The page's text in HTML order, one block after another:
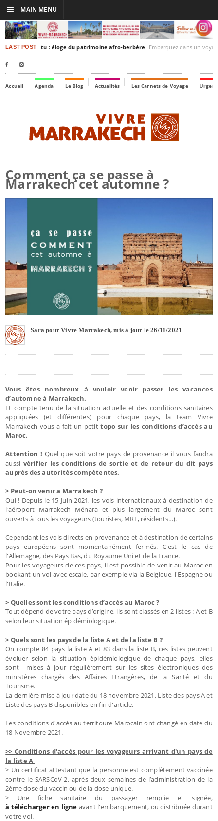
LAST POST
Timbuktu : éloge du patrimoine afro-berbère Embarquez dans un voyage culturel dans le
 
Accueil Agenda Le Blog Actualités Les Carnets de Voyage
Comment ça se passe à
Marrakech cet automne ?
Sara pour Vivre Marrakech, mis à jour le 26/11/2021
Vous êtes nombreux à vouloir venir passer les vacances
d’automne à Marrakech.
Et compte tenu de la situation actuelle et des conditions sanitaires
appliquées (et différentes) pour chaque pays, la team Vivre
Marrakech vous a fait un petittopo sur les conditions d’accès au
Maroc.
Attention ! Quel que soit votre pays de provenance il vous faudra
aussi vérifier les conditions de sortie et de retour du dit pays
auprès des autorités compétentes.
> Peut-on venir à Marrakech ?
Oui ! Depuis le 15 Juin 2021, les vols internationaux à destination de
l’aéroport Marrakech Ménara et plus largement du Maroc sont
ouverts à tous les voyageurs (touristes, MRE, résidents…).
Cependant les vols directs en provenance et à destination de certains
pays européens sont momentanément fermés. C'est le cas de
l'Allemagne, des Pays Bas, du Royaume Uni et de la France.
Pour les voyageurs de ces pays, il est possible de venir au Maroc en
bookant un vol avec escale, par exemple via la Belgique, l'Espagne ou
l'Italie.
> Quelles sont les conditions d’accès au Maroc ?
Tout dépend de votre pays d’origine, ils sont classés en 2 listes : A et B
selon leur situation épidémiologique.
> Quels sont les pays de la liste A et de la liste B ?
On compte 84 pays la liste A et 83 dans la liste B, ces listes peuvent
évoluer selon la situation épidémiologique de chaque pays, elles
sont mises à jour réguliérement sur les sites électroniques des
ministères chargés des Affaires Etrangères, de la Santé et du
Tourisme.
La dernière mise à jour date du 18 novembre 2021, Liste des pays A et
Liste des pays B disponibles en fin d'article.
Les conditions d'accès au territoure Marocain ont changé en date du
18 Novembre 2021.
>> Conditions d'accès pour les voyageurs arrivant d'un pays de
la liste A
> Un certificat attestant que la personne est complètement vaccinée
contre le SARSCoV-2, après deux semaines de l’administration de la
2éme dose du vaccin ou de la dose unique.
> Une fiche sanitaire du passager remplie et signée,
à télécharger en ligne avant l'embarquement, ou distribuée durant
votre vol.
☰ MAIN MENU